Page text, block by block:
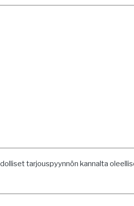
tarjouspyynnön kannalta